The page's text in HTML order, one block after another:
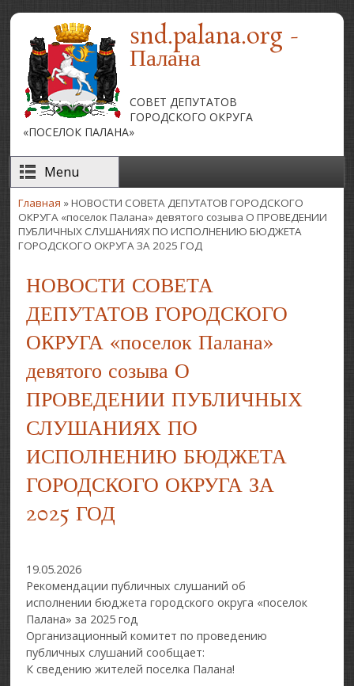
Перейти к основному содержаниюsnd.palana.org -
Палана
СОВЕТ ДЕПУТАТОВ
ГОРОДСКОГО ОКРУГА
«ПОСЕЛОК ПАЛАНА»
Menu
Вы здесь
Главная » НОВОСТИ СОВЕТА ДЕПУТАТОВ ГОРОДСКОГО
ОКРУГА «поселок Палана» девятого созыва О ПРОВЕДЕНИИ
ПУБЛИЧНЫХ СЛУШАНИЯХ ПО ИСПОЛНЕНИЮ БЮДЖЕТА
ГОРОДСКОГО ОКРУГА ЗА 2025 ГОД
НОВОСТИ СОВЕТА
ДЕПУТАТОВ ГОРОДСКОГО
ОКРУГА «поселок Палана»
девятого созыва О
ПРОВЕДЕНИИ ПУБЛИЧНЫХ
СЛУШАНИЯХ ПО
ИСПОЛНЕНИЮ БЮДЖЕТА
ГОРОДСКОГО ОКРУГА ЗА
2025 ГОД
19.05.2026
Рекомендации публичных слушаний об
исполнении бюджета городского округа «поселок
Палана» за 2025 год
Организационный комитет по проведению
публичных слушаний сообщает:
К сведению жителей поселка Палана!